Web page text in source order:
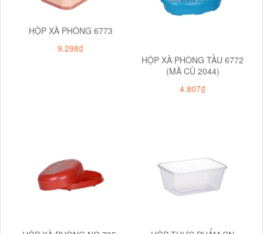
HỘP XÀ PHÒNG 6773
9.298₫
HỘP XÀ PHÒNG TẦU 6772
(MÃ CŨ 2044)
4.807₫